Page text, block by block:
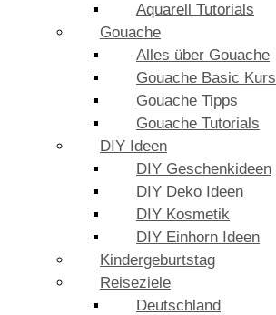
Aquarell Tutorials
Gouache
Alles über Gouache
Gouache Basic Kurs
Gouache Tipps
Gouache Tutorials
DIY Ideen
DIY Geschenkideen
DIY Deko Ideen
DIY Kosmetik
DIY Einhorn Ideen
Kindergeburtstag
Reiseziele
Deutschland